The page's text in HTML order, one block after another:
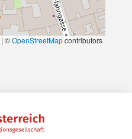
| ©OpenStreetMapcontributors